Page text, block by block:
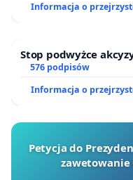
Twierdzimy, że
dziennikarki i
uderzający w nas
może wręcz –
Informacja o
Stop podwyżce
576 podpisów
Informacja o
Petycja do
zawetowanie